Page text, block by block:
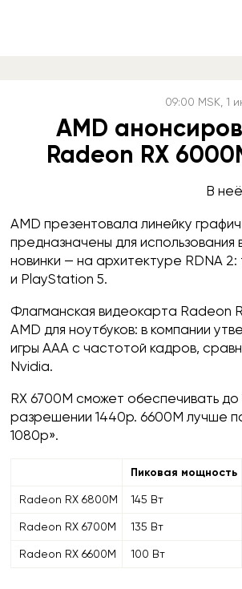
09:00 MSK , 1
AMD
Radeon RX
В
AMD презентовала линейку
предназначены для
новинки — на архитектуре RDNA
и PlayStation 5.
Флагманская видеокарта Radeon
AMD для ноутбуков: в компании
игры AAA с частотой кадров,
Nvidia.
RX 6700M сможет обеспечивать до
разрешении 1440p. 6600M лучше
1080p».
Пиковая мощность
Radeon RX 6800M 145 Вт
Radeon RX 6700M 135 Вт
Radeon RX 6600M 100 Вт